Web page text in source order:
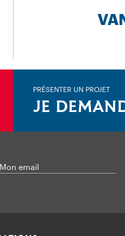
PRÉSENTER UN PROJET
JE
Mon email